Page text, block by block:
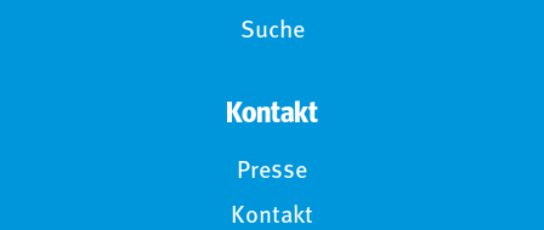
Suche
Kontakt
Presse
Kontakt